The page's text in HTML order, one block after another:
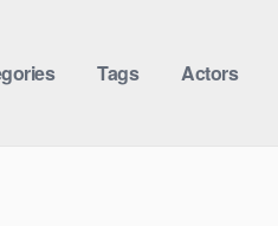
Tags Actors